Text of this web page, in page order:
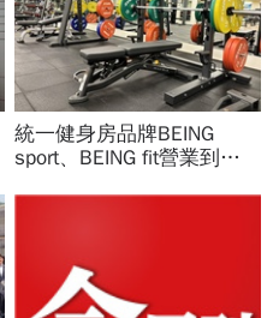
統一健身房品牌BEING
sport、BEING fit營業到這